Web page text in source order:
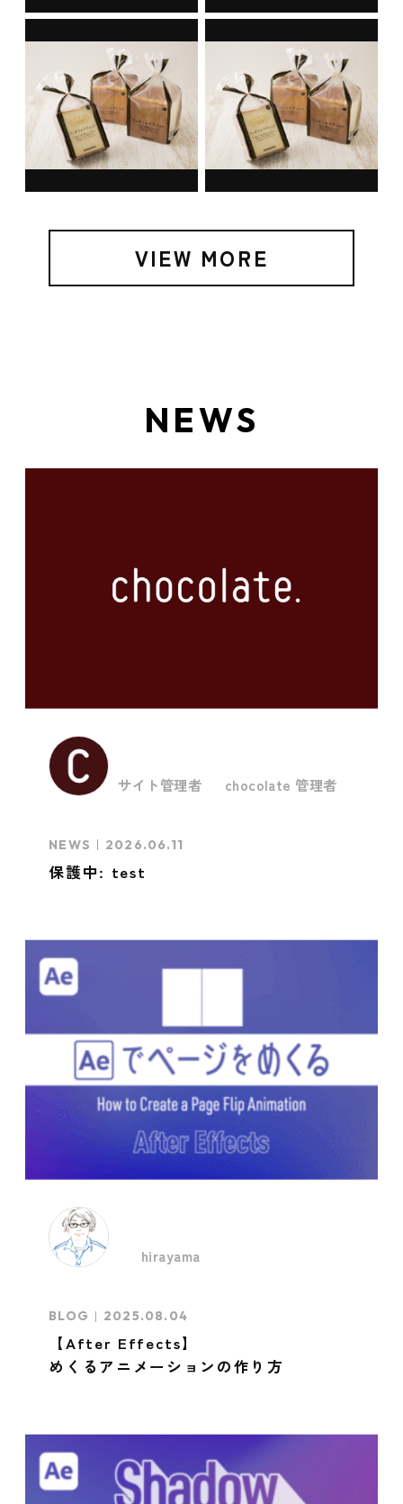
VIEW MORE
NEWS
サイト管理者 chocolate 管理者
NEWS 2026.06.11
保護中: test
hirayama
BLOG 2025.08.04
【After Effects】
めくるアニメーションの作り方